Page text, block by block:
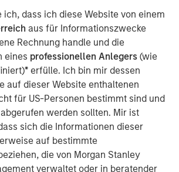
dass ich diese Website von einem
aus für Informationszwecke
Rechnung handle und die
eines professionellen Anlegers(wie
* erfülle. Ich bin mir dessen
auf dieser Website enthaltenen
für US-Personen bestimmt sind und
werden sollten. Mir ist
sich die Informationen dieser
auf bestimmte
die von Morgan Stanley
verwaltet oder in beratender
with its observability intelligence
by a large language model (LLM)
and generates root cause
Flip is trusted by well-known global
a top media and entertainment
of the largest financial institutions in
software doesn't perform as intended,
experience and revenue.
tools present an overwhelming